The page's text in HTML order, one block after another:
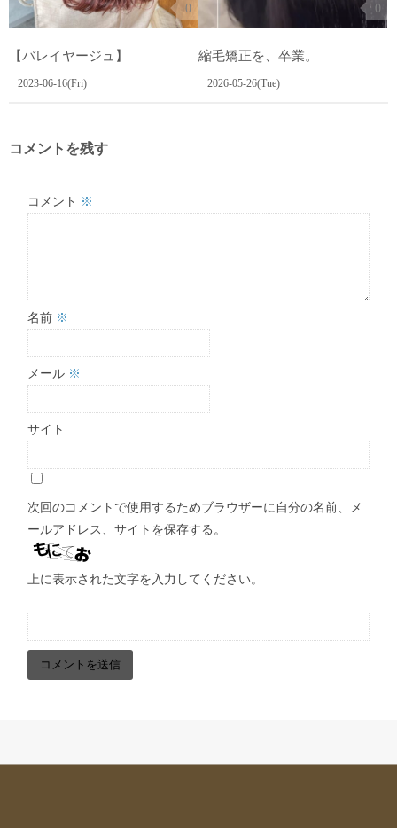
0
【バレイヤージュ】
2023-06-16(Fri)
0
縮毛矯正を、卒業。
2026-05-26(Tue)
コメントを残す
コメント ※
名前 ※
メール ※
サイト
次回のコメントで使用するためブラウザーに自分の名前、メ
ールアドレス、サイトを保存する。
上に表示された文字を入力してください。